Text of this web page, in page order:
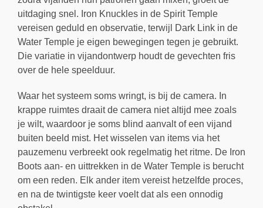
uitdaging snel. Iron Knuckles in de Spirit Temple
vereisen geduld en observatie, terwijl Dark Link in de
Water Temple je eigen bewegingen tegen je gebruikt.
Die variatie in vijandontwerp houdt de gevechten fris
over de hele speelduur.
Waar het systeem soms wringt, is bij de camera. In
krappe ruimtes draait de camera niet altijd mee zoals
je wilt, waardoor je soms blind aanvalt of een vijand
buiten beeld mist. Het wisselen van items via het
pauzemenu verbreekt ook regelmatig het ritme. De Iron
Boots aan- en uittrekken in de Water Temple is berucht
om een reden. Elk ander item vereist hetzelfde proces,
en na de twintigste keer voelt dat als een onnodig